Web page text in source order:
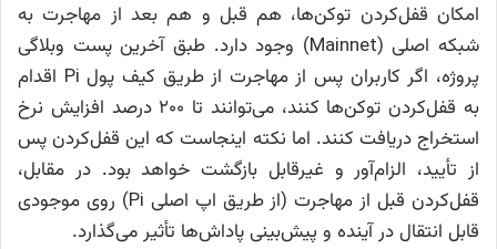
امکان قفل‌کردن توکن‌ها، هم قبل و هم بعد از مهاجرت به
شبکه اصلی (Mainnet) وجود دارد. طبق آخرین پست وبلاگی
پروژه، اگر کاربران پس از مهاجرت از طریق کیف پول Pi اقدام
به قفل‌کردن توکن‌ها کنند، می‌توانند تا ۲۰۰ درصد افزایش نرخ
استخراج دریافت کنند. اما نکته اینجاست که این قفل‌کردن پس
از تأیید، الزام‌آور و غیرقابل بازگشت خواهد بود. در مقابل،
قفل‌کردن قبل از مهاجرت (از طریق اپ اصلی Pi) روی موجودی
قابل انتقال در آینده و پیش‌بینی پاداش‌ها تأثیر می‌گذارد.